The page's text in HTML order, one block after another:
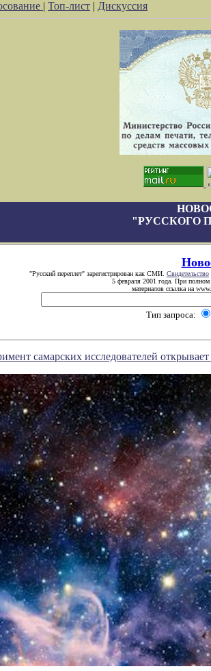
| Топ-лист | Дискуссия
"РУССКОГО
"Русский переплет" зарегистрирован как СМИ. Свидетельство
5 февраля 2001 года. При полном
материалов ссылка на
Тип запроса:
самарских исследователей